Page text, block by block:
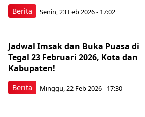
Berita Senin, 23 Feb 2026 - 17:02
Berita
Jadwal Imsak dan Buka Puasa di
Tegal 23 Februari 2026, Kota dan
Kabupaten!
Minggu, 22 Feb 2026 - 17:30